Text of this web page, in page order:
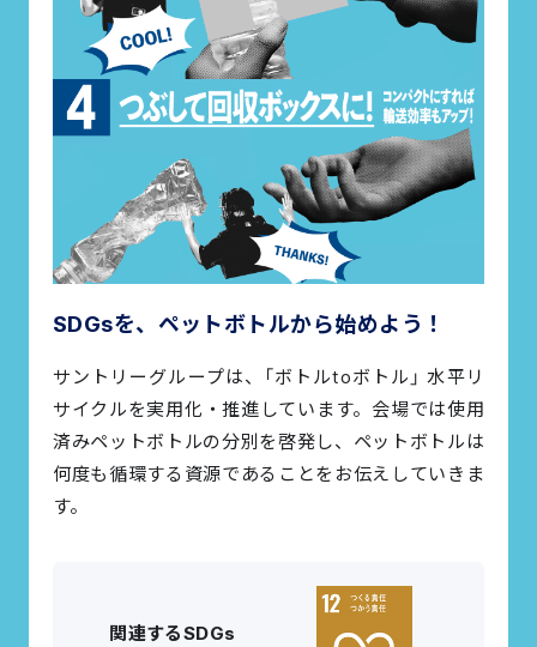
SDGsを、ペットボトルから始めよう！
サントリーグループは、「ボトルtoボトル」 水平リ
サイクルを実用化・推進しています。会場では使用
済みペットボトルの分別を啓発し、ペットボトルは
何度も循環する資源であることをお伝えしていきま
す。
関連するSDGs